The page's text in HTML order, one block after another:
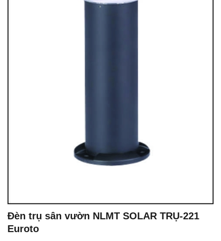
Đèn trụ sân vườn NLMT SOLAR TRỤ-221
Euroto